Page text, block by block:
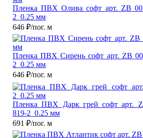
Пленка ПВХ Олива софт арт. ZB
2_0.25 мм
646 ₽/пог. м
Пленка ПВХ Сирень софт арт. ZB
2_0.25 мм
646 ₽/пог. м
Пленка ПВХ Дарк грей софт арт.
819-2_0.25 мм
691 ₽/пог. м